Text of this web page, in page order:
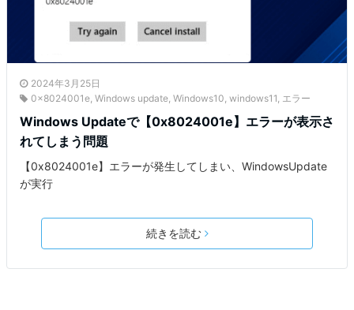
2024年3月25日
0x8024001e Windows update Windows10 windows11 エラー
Windows Updateで【0x8024001e】エラーが表示さ
れてしまう問題
【0x8024001e】エラーが発生してしまい、WindowsUpdate
が実行
続きを読む